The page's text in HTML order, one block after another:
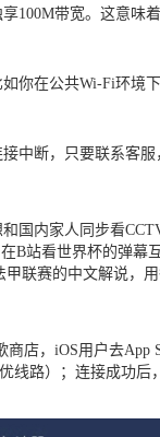
100M带宽。这意味
你在公共Wi-Fi环境
中断，只要联系客
国内家人同步看
B站看世界杯的弹幕
联赛的中文解说，用
店，iOS用户去App
线路）；连接成功